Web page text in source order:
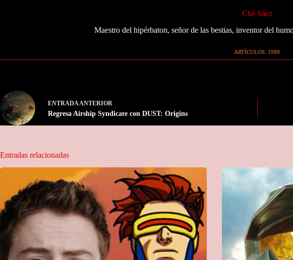
Ché Sáez
Maestro del hipérbaton, señor de las bestias, inventor del
ARTÍCULOS: 1988
ENTRADA ANTERIOR
Regresa Airship Syndicate con DUST: Origins
Entradas relacionadas